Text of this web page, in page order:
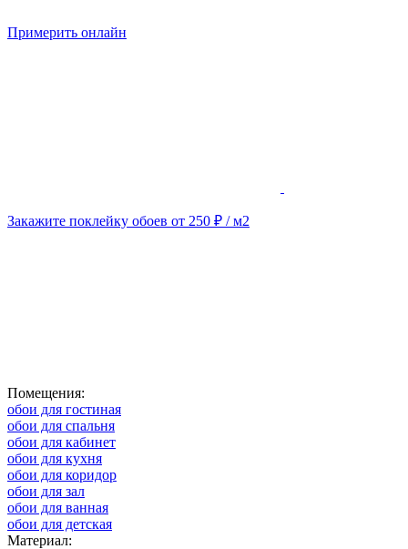
Примерить онлайн
Закажите поклейку обоев от 250 ₽ / м2
Помещения:
обои для гостиная
обои для спальня
обои для кабинет
обои для кухня
обои для коридор
обои для зал
обои для ванная
обои для детская
Материал: